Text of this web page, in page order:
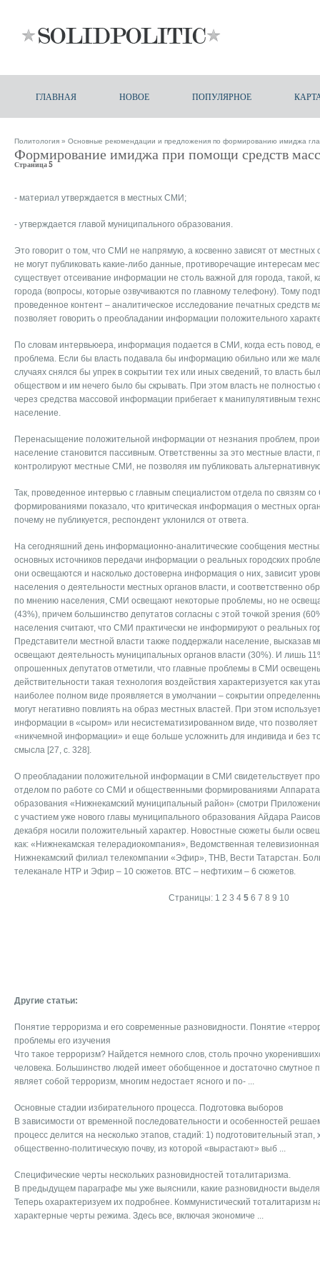
ГЛАВНАЯ НОВОЕ ПОПУЛЯРНОЕ
Политология » Основные рекомендации и предложения по формированию имиджа
Формирование имиджа при помощи средств
Страница 5
- материал утверждается в местных СМИ;
- утверждается главой муниципального образования.
Это говорит о том, что СМИ не напрямую, а косвенно зависят от местных
не могут публиковать какие-либо данные, противоречащие интересам
существует отсеивание информации не столь важной для города, такой,
города (вопросы, которые озвучиваются по главному телефону). Тому
проведенное контент – аналитическое исследование печатных средств
позволяет говорить о преобладании информации положительного
По словам интервьюера, информация подается в СМИ, когда есть повод,
проблема. Если бы власть подавала бы информацию обильно или же
случаях снялся бы упрек в сокрытии тех или иных сведений, то власть
обществом и им нечего было бы скрывать. При этом власть не
через средства массовой информации прибегает к манипулятивным
население.
Перенасыщение положительной информации от незнания проблем,
население становится пассивным. Ответственны за это местные власти,
контролируют местные СМИ, не позволяя им публиковать
Так, проведенное интервью с главным специалистом отдела по связям
формированиями показало, что критическая информация о местных
почему не публикуется, респондент уклонился от ответа.
На сегодняшний день информационно-аналитические сообщения
основных источников передачи информации о реальных городских
они освещаются и насколько достоверна информация о них, зависит
населения о деятельности местных органов власти, и соответственно
по мнению населения, СМИ освещают некоторые проблемы, но не
(43%), причем большинство депутатов согласны с этой точкой зрения
населения считают, что СМИ практически не информируют о реальных
Представители местной власти также поддержали население, высказав
освещают деятельность муниципальных органов власти (30%). И лишь
опрошенных депутатов отметили, что главные проблемы в СМИ
действительности такая технология воздействия характеризуется как
наиболее полном виде проявляется в умолчании – сокрытии
могут негативно повлиять на образ местных властей. При этом
информации в «сыром» или несистематизированном виде, что
«никчемной информации» и еще больше усложнить для индивида и без
смысла [27, с. 328].
О преобладании положительной информации в СМИ свидетельствует
отделом по работе со СМИ и общественными формированиями Аппарата
образования «Нижнекамский муниципальный район» (смотри
с участием уже нового главы муниципального образования Айдара
декабря носили положительный характер. Новостные сюжеты были
как: «Нижнекамская телерадиокомпания», Ведомственная
Нижнекамский филиал телекомпании «Эфир», ТНВ, Вести Татарстан.
телеканале НТР и Эфир – 10 сюжетов. ВТС – нефтихим – 6 сюжетов.
Страницы: 1 2 3 4 5 6 7 8 9 10
Другие статьи:
Понятие терроризма и его современные разновидности. Понятие
проблемы его изучения
Что такое терроризм? Найдется немного слов, столь прочно
человека. Большинство людей имеет обобщенное и достаточно смутное
являет собой терроризм, многим недостает ясного и по- ...
Основные стадии избирательного процесса. Подготовка выборов
В зависимости от временной последовательности и особенностей
процесс делится на несколько этапов, стадий: 1) подготовительный
общественно-политическую почву, из которой «вырастают» выб ...
Специфические черты нескольких разновидностей тоталитаризма.
В предыдущем параграфе мы уже выяснили, какие разновидности
Теперь охарактеризуем их подробнее. Коммунистический тоталитаризм
характерные черты режима. Здесь все, включая экономиче ...